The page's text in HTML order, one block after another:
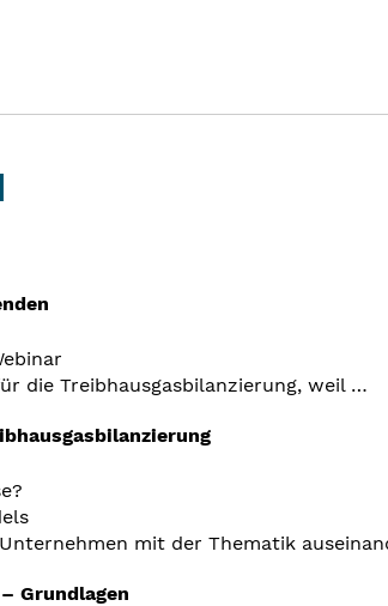
die Treibhausgasbilanzierung, weil …
mit der Thematik
Grundlagen